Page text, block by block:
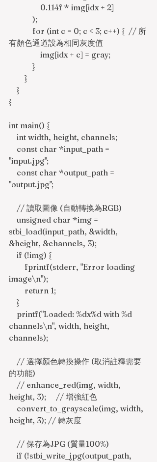
                0.114f * img[idx + 2]
            );
有顏色通道設為相同灰度值
                img[idx + c] = gray;
            }
        }
    }
}
int main() {
    int width, height, channels;
"input.jpg";
"output.jpg";
    // 讀取圖像 (自動轉換為RGB)
stbi_load(input_path, &width,
&height, &channels, 3);
    if (!img) {
image\n");
        return 1;
    }
channels\n", width, height,
channels);
的功能)
height, 3);     // 增強紅色
height, 3); // 轉灰度
    // 保存為JPG (質量100%)